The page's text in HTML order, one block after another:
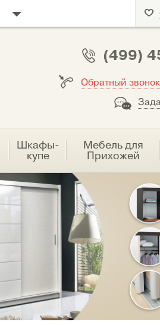
(499)
Обратный звонок
Шкафы-
купе
Мебель для
Прихожей